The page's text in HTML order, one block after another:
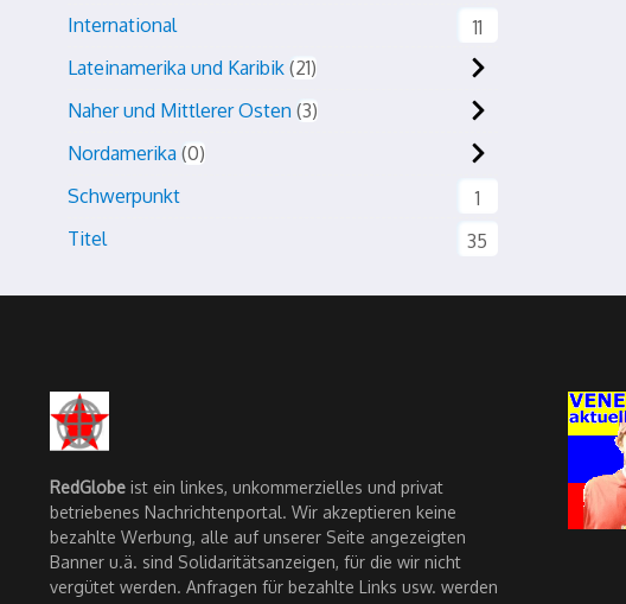
International
11
Lateinamerika und Karibik 21
Naher und Mittlerer Osten 3
Nordamerika 0
Schwerpunkt
1
Titel
35
RedGlobe ist ein linkes, unkommerzielles und privat
betriebenes Nachrichtenportal. Wir akzeptieren keine
bezahlte Werbung, alle auf unserer Seite angezeigten
Banner u.ä. sind Solidaritätsanzeigen, für die wir nicht
vergütet werden. Anfragen für bezahlte Links usw. werden